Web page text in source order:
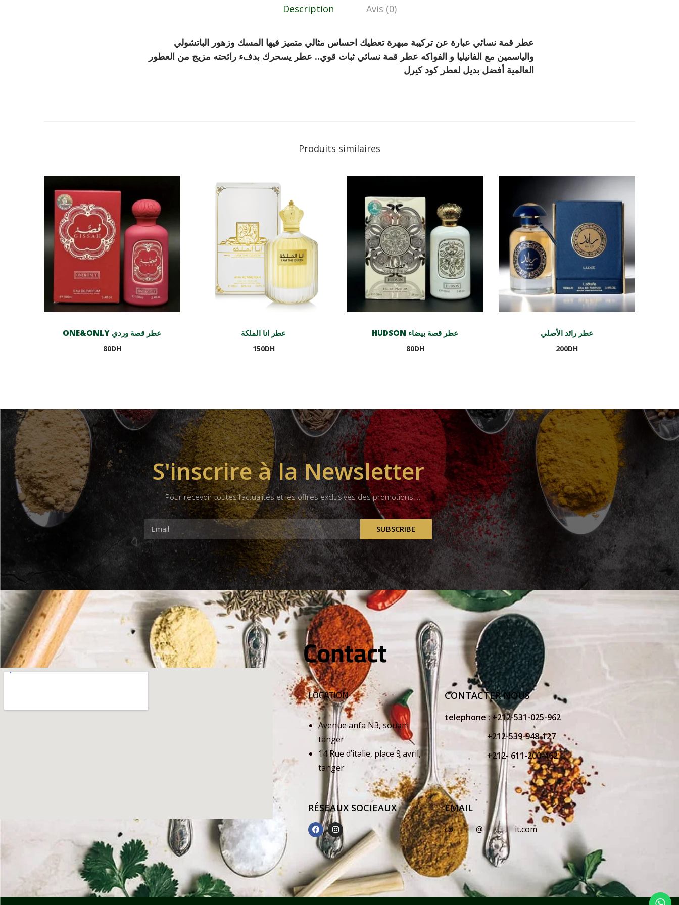
Description Avis (0)
عطر قمة نسائي عبارة عن تركيبة مبهرة تعطيك احساس مثالي متميز فيها المسك وزهور الباتشولي
والياسمين مع الفانيليا و الفواكه عطر قمة نسائي ثبات قوي.. عطر يسحرك بدفء رائحته مزيج من العطور
العالمية أفضل بديل لعطر كود كيرل
Produits similaires
ONE&ONLY عطر قصة وردي
80DH
عطر انا الملكة
150DH
HUDSON عطر قصة بيضاء
80DH
عطر رائد الأصلي
200DH
S'inscrire à la Newsletter
Pour recevoir toutes l’actualités et les offres exclusives des promotions….
SUBSCRIBE
Contact
LOCATION
Avenue anfa N3, souani
tanger
14 Rue d’italie, place 9 avril,
tanger
CONTACTER NOUS
telephone :+212-531-025-962
+212-539-948-127
+212- 611-200-462
RÉSEAUX SOCIEAUX EMAIL
co*****@ ******* it.com